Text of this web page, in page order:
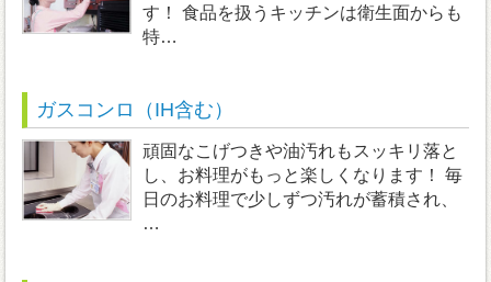
す！ 食品を扱うキッチンは衛生面からも
特…
ガスコンロ（IH含む）
頑固なこげつきや油汚れもスッキリ落と
し、お料理がもっと楽しくなります！ 毎
日のお料理で少しずつ汚れが蓄積され、
…